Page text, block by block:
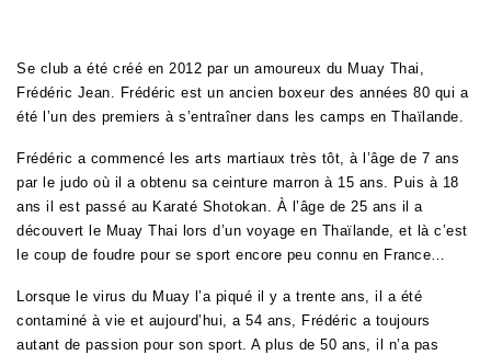
Se club a été créé en 2012 par un amoureux du Muay Thai,
Frédéric Jean. Frédéric est un ancien boxeur des années 80 qui a
été l’un des premiers à s’entraîner dans les camps en Thaïlande.
Frédéric a commencé les arts martiaux très tôt, à l’âge de 7 ans
par le judo où il a obtenu sa ceinture marron à 15 ans. Puis à 18
ans il est passé au Karaté Shotokan. À l’âge de 25 ans il a
découvert le Muay Thai lors d’un voyage en Thaïlande, et là c’est
le coup de foudre pour se sport encore peu connu en France…
Lorsque le virus du Muay l’a piqué il y a trente ans, il a été
contaminé à vie et aujourd’hui, a 54 ans, Frédéric a toujours
autant de passion pour son sport. A plus de 50 ans, il n’a pas